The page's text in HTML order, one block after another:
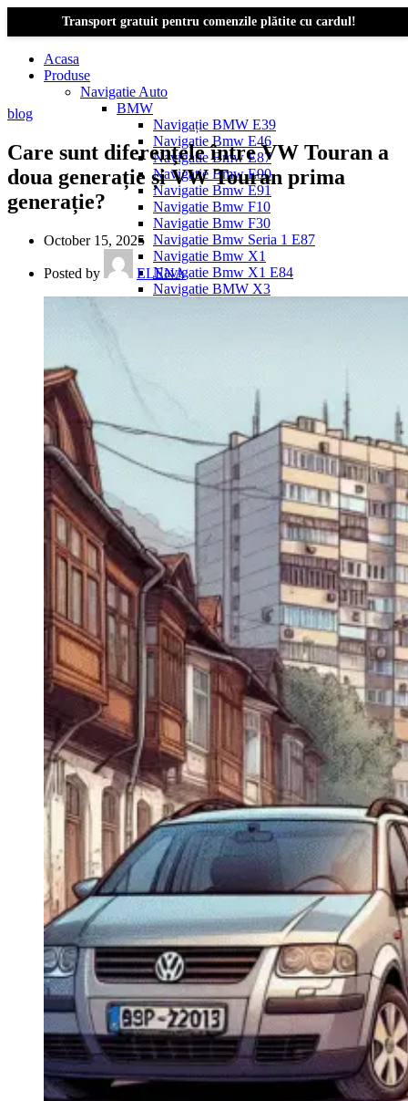
Transport gratuit pentru comenzile plătite cu cardul!
Acasa
Produse
Navigatie Auto
BMW
Navigație BMW E39
Navigatie Bmw E46
Navigatie Bmw E87
Navigatie Bmw E90
Navigatie Bmw E91
Navigatie Bmw F10
Navigatie Bmw F30
Navigatie Bmw Seria 1 E87
Navigatie Bmw X1
Navigatie Bmw X1 E84
Navigatie BMW X3
Navigație Dacia Logan 3 (2020–Prezent)
Navigatie Duster 2011
Navigatie Duster 2019
Audi
Navigatie Audi A3 8p
Navigatie Audi A4
Navigatie Audi A4 B6
Navigatie Audi A4 B7
Navigatie Audi A4 B8
Navigatie Audi A5
Navigatie Audi A6 C5
Navigatie Audi A6 C6
Navigatie Audi A6 C7
Navigatie Audi Q5
Ford
Navigație Ford Fiesta
Navigație Ford Focus 1
Navigație Ford Focus 2
Navigație Ford Focus MK3
Navigație Ford Mondeo MK3
Navigație Ford Mondeo MK4
Navigație Ford Transit
Mercedes
Navigație Mercedes C Class W203
Navigație Mercedes C Class W204
Navigație Mercedes W203
Navigație Mercedes W204
Navigație Mercedes W211
Navigație Mercedes Sprinter
Passat
Navigație Passat B5
Navigație Passat B5 5
Navigație Passat B6
Navigație Passat B7
Navigație Passat B8
Navigație Passat CC
Skoda
Navigație Skoda Fabia 1
Navigație Skoda Fabia 2
Navigație Skoda Octavia 1
Navigație Skoda Octavia 2
Navigație Skoda Octavia 3
blog
Care sunt diferențele între VW Touran a
doua generație și VW Touran prima
generație?
October 15, 2025
Posted by ELENA